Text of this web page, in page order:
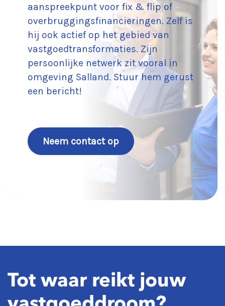
aanspreekpunt voor fix & flip of
overbruggingsfinancieringen. Zelf is
hij ook actief op het gebied van
vastgoedtransformaties. Zijn
persoonlijke netwerk zit vooral in
omgeving Salland. Stuur hem gerust
een bericht!
Neem contact op
Tot waar reikt jouw